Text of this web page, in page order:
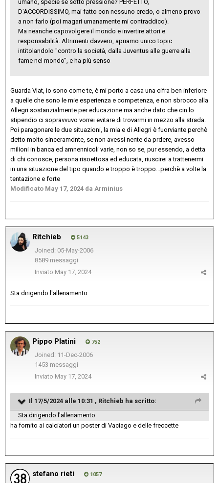
umano, specie se sotto pressione? PERFETTO,
D'ACCORDISSIMO, mai fatto con nessuno credo, o almeno provo
a non farlo (poi magari umanamente mi contraddico).
Ma neanche capovolgere il mondo e invertire attori e
responsabilità. Altrimenti davvero, apriamo unico topic
intitolandolo "contro la società, dalla Juventus alle guerre alla
fame nel mondo", e ha più senso
Guarda Vlat, io sono come te, è mi porto a casa una cifra ben inferiore
a quelle che sono le mie esperienza e competenza, e non sbrocco alla
Allegri sostanzialmente per educazione ma anche dato che cin lo
stipendio ci sopravvuvo vorrei evitare di trovarmi in mezzo alla strada.
Poi paragonare le due situazioni, la mia e di Allegri è fuorviante perchè
detto molto sinceramdnte, se non avessi nente da prdere, avesso
milioni in banca ed amnennicoli varie, non so se, pur essendo, a detta
di chi conosce, persona risoettosa ed educata, riuscirei a trattenermi
in una situazione del tipo quando e troppo è troppo...perchè a volte la
tentazione e forte
Modificato May 17, 2024 da Arminius
Ritchieb 5143
Joined: 05-May-2006
8589 messaggi
Inviato May 17, 2024
Sta dirigendo l'allenamento
Pippo Platini 752
Joined: 11-Dec-2006
1453 messaggi
Inviato May 17, 2024
Il 17/5/2024 alle 10:31 , Ritchieb ha scritto:
Sta dirigendo l'allenamento
ha fornito ai calciatori un poster di Vaciago e delle freccette
stefano rieti 1057